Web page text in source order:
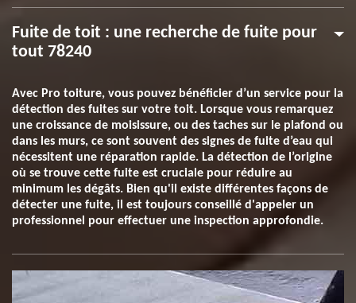
Fuite de toit : une recherche de fuite pour
tout 78240
Avec Pro toiture, vous pouvez bénéficier d’un service pour la
détection des fuites sur votre toit. Lorsque vous remarquez
une croissance de moisissure, ou des taches sur le plafond ou
dans les murs, ce sont souvent des signes de fuite d’eau qui
nécessitent une réparation rapide. La détection de l’origine
où se trouve cette fuite est cruciale pour réduire au
minimum les dégâts. Bien qu'il existe différentes façons de
détecter une fuite, il est toujours conseillé d'appeler un
professionnel pour effectuer une inspection approfondie.